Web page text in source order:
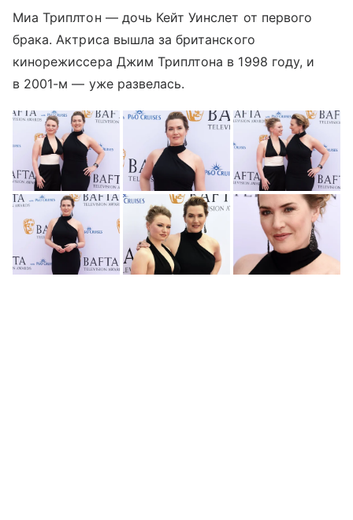
Миа Триплтон — дочь Кейт Уинслет от первого
брака. Актриса вышла за британского
кинорежиссера Джим Триплтона в 1998 году, и
в 2001-м — уже развелась.